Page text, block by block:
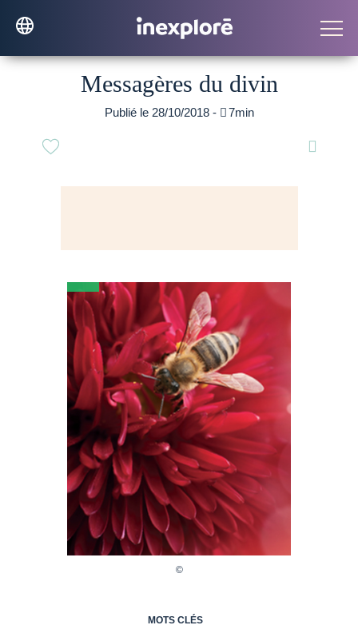
Messagères du divin
Publié le 28/10/2018 - 7min

MOTS CLÉS